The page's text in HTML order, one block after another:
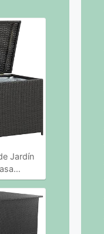
Jardín